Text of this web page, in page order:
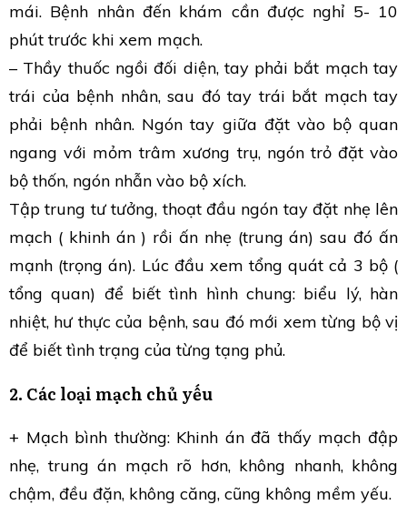
mái. Bệnh nhân đến khám cần được nghỉ 5- 10
phút trước khi xem mạch.
– Thầy thuốc ngồi đối diện, tay phải bắt mạch tay
trái của bệnh nhân, sau đó tay trái bắt mạch tay
phải bệnh nhân. Ngón tay giữa đặt vào bộ quan
ngang với mỏm trâm xương trụ, ngón trỏ đặt vào
bộ thốn, ngón nhẫn vào bộ xích.
Tập trung tư tưởng, thoạt đầu ngón tay đặt nhẹ lên
mạch ( khinh án ) rồi ấn nhẹ (trung án) sau đó ấn
mạnh (trọng án). Lúc đầu xem tổng quát cả 3 bộ (
tổng quan) để biết tình hình chung: biểu lý, hàn
nhiệt, hư thực của bệnh, sau đó mới xem từng bộ vị
để biết tình trạng của từng tạng phủ.
2. Các loại mạch chủ yếu
+ Mạch bình thường: Khinh án đã thấy mạch đập
nhẹ, trung án mạch rõ hơn, không nhanh, không
chậm, đều đặn, không căng, cũng không mềm yếu.